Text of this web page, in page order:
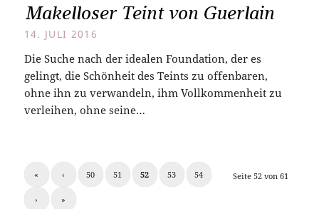
Makelloser Teint von Guerlain
14. JULI 2016
Die Suche nach der idealen Foundation, der es
gelingt, die Schönheit des Teints zu offenbaren,
ohne ihn zu verwandeln, ihm Vollkommenheit zu
verleihen, ohne seine…
Seite 52 von 61
« ‹ 50 51 52 53 54
› »